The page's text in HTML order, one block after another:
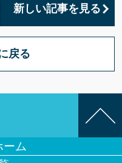
新しい記事を見る
戻る
ーム